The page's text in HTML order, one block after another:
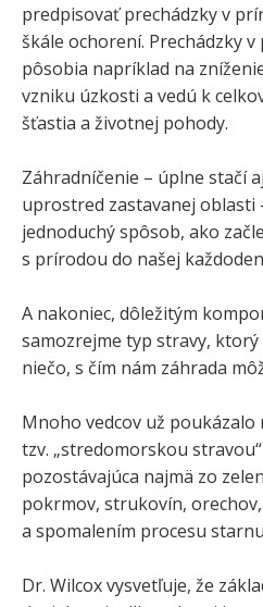
predpisovať prechádzky v
škále ochorení. Prechádzky
pôsobia napríklad na
vzniku úzkosti a vedú k
šťastia a životnej pohody.
Záhradníčenie – úplne stačí
uprostred zastavanej oblasti
jednoduchý spôsob, ako
s prírodou do našej
A nakoniec, dôležitým
samozrejme typ stravy,
niečo, s čím nám záhrada
Mnoho vedcov už poukázalo
tzv. „stredomorskou
pozostávajúca najmä zo
pokrmov, strukovín,
a spomalením procesu
Dr. Wilcox vysvetľuje, že